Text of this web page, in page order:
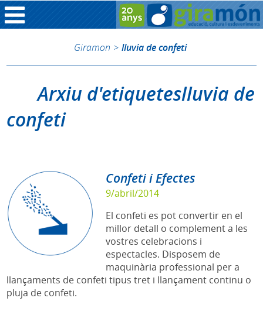
Giramon > lluvia de confeti
Arxiu d'etiqueteslluvia de
confeti
Confeti i Efectes
9/abril/2014
El confeti es pot convertir en el
millor detall o complement a les
vostres celebracions i
espectacles. Disposem de
maquinària professional per a
llançaments de confeti tipus tret i llançament continu o
pluja de confeti.